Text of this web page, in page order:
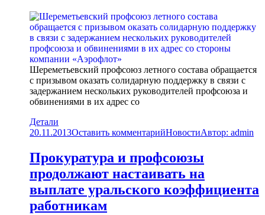
Шереметьевский профсоюз летного состава обращается
с призывом оказать солидарную поддержку в связи с
задержанием нескольких руководителей профсоюза и
обвинениями в их адрес со
Детали
20.11.2013Оставить комментарийНовостиАвтор: admin
Прокуратура и профсоюзы
продолжают настаивать на
выплате уральского коэффициента
работникам